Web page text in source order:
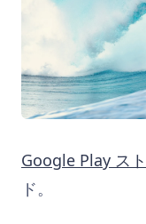
Google Play ス
ド。